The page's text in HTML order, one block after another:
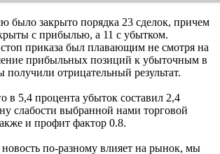
было закрыто порядка 23 сделок, причем
с прибылью, а 11 с убытком.
приказа был плавающим не смотря на
прибыльных позиций к убыточным в
отрицательный результат.
в 5,4 процента убыток составил 2,4
слабости выбранной нами торговой
и профит фактор 0.8.
по-разному влияет на рынок, мы